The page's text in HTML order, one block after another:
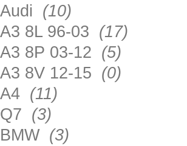
Audi (10)
A3 8L 96-03 (17)
A3 8P 03-12 (5)
A3 8V 12-15 (0)
A4 (11)
Q7 (3)
BMW (3)